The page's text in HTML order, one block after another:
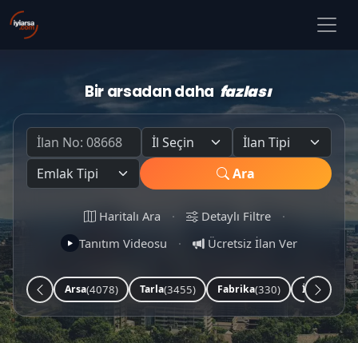
Bir arsadan daha fazlası
Ara
Haritalı Ara · Detaylı Filtre
·
Tanıtım Videosu
· Ücretsiz İlan Ver
Arsa(4078) Tarla(3455) Fabrika(330) İşyeri(253)